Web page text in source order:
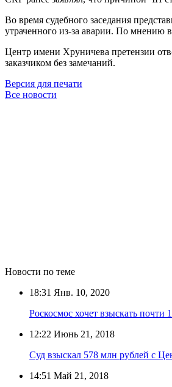
Во время судебного заседания
утраченного из-за аварии. По мнению
Центр имени Хруничева претензии
заказчиком без замечаний.
Версия для печати
Все новости
Новости по теме
18:31 Янв. 10, 2020
Роскосмос хочет взыскать
12:22 Июнь 21, 2018
Суд взыскал 578 млн рублей с
14:51 Май 21, 2018